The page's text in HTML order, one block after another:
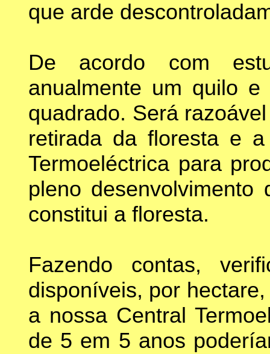
que arde
De acordo com
anualmente um quilo
quadrado. Será
retirada da floresta e
Termoeléctrica para
pleno
constitui a floresta.
Fazendo contas,
disponíveis, por
a nossa Central
de 5 em 5 anos